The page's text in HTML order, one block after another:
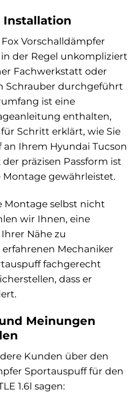
Installation
Vorschalldämpfer
der Regel unkompliziert
Fachwerkstatt oder
Schrauber durchgeführt
ist eine
enthalten,
Schritt erklärt, wie Sie
Ihrem Hyundai Tucson
präzisen Passform ist
gewährleistet.
Montage selbst nicht
wir Ihnen, eine
Nähe zu
Mechaniker
fachgerecht
dass er
Meinungen
Kunden über den
Sportauspuff für den
1.6l sagen: